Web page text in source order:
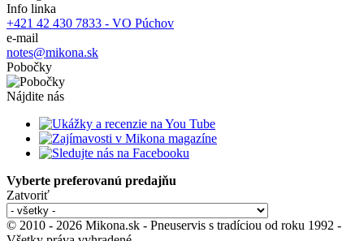
Info linka
+421 42 430 7833 - VO Púchov
e-mail
notes@mikona.sk
Pobočky
Nájdite nás
Vyberte preferovanú predajňu
Zatvoriť
© 2010 - 2026 Mikona.sk - Pneuservis s tradíciou od roku 1992 -